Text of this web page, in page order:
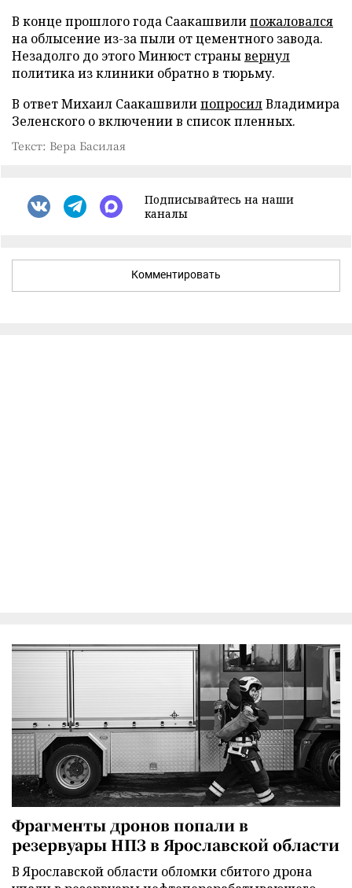
В конце прошлого года Саакашвилипожаловался
на облысение из-за пыли от цементного завода.
Незадолго до этого Минюст странывернул
политика из клиники обратно в тюрьму.
В ответ Михаил СаакашвилипопросилВладимира
Зеленского о включении в список пленных.
Текст: Вера Басилая
Подписывайтесь на наши
каналы
Комментировать
Фрагменты дронов попали в
резервуары НПЗ в Ярославской области
В Ярославской области обломки сбитого дрона